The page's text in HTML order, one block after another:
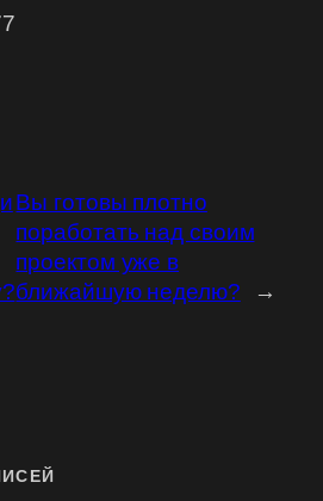
Вы готовы плотно
поработать над своим
проектом уже в
ближайшую неделю?
→